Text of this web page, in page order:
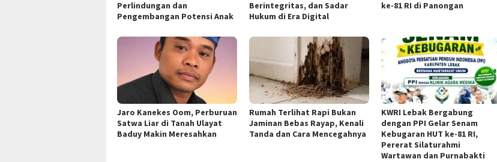
Perlindungan dan
Pengembangan Potensi Anak
Berintegritas, dan Sadar
Hukum di Era Digital
ke-81 RI di Panongan
Jaro Kanekes Oom, Perburuan
Satwa Liar di Tanah Ulayat
Baduy Makin Meresahkan
Rumah Terlihat Rapi Bukan
Jaminan Bebas Rayap, Kenali
Tanda dan Cara Mencegahnya
KWRI Lebak Bergabung
dengan PPI Gelar Senam
Kebugaran HUT ke-81 RI,
Pererat Silaturahmi
Wartawan dan Purnabakti